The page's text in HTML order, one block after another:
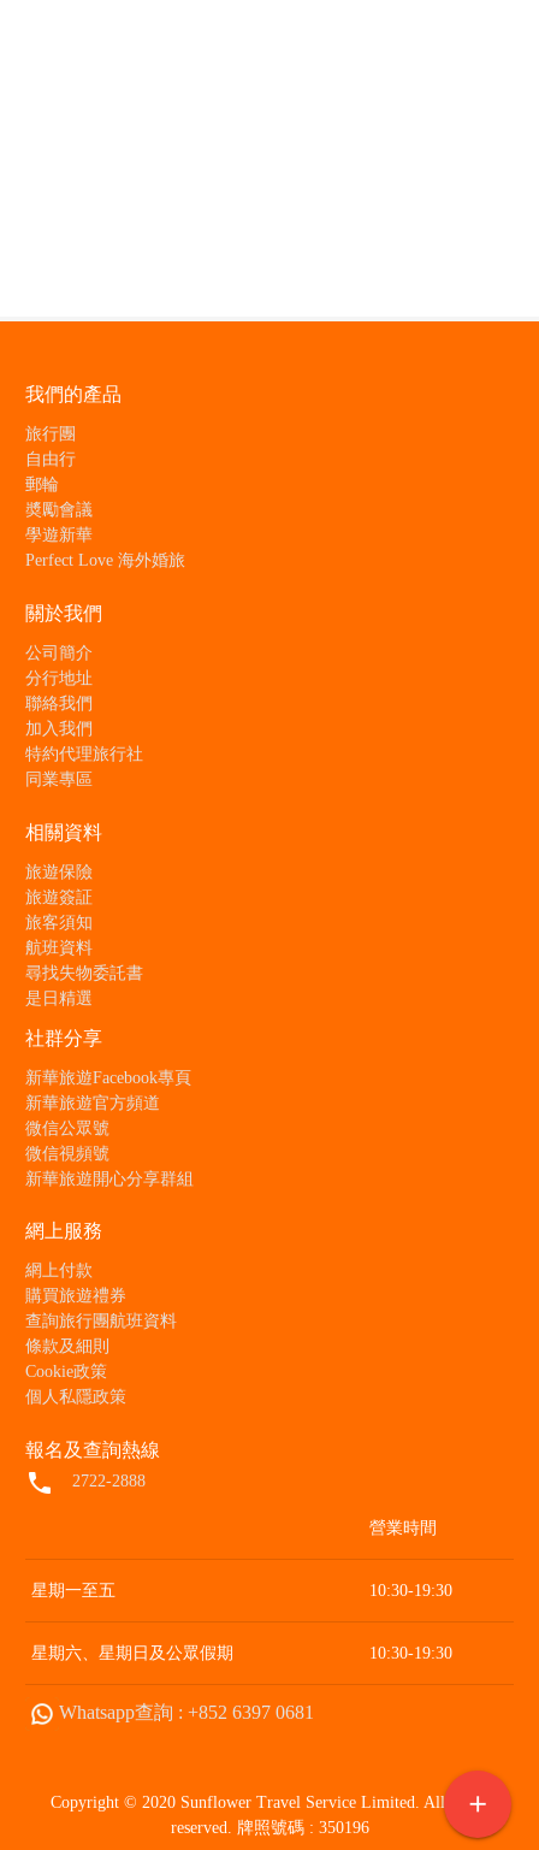
add
我們的產品
旅行團
自由行
郵輪
奬勵會議
學遊新華
Perfect Love 海外婚旅
關於我們
公司簡介
分行地址
聯絡我們
加入我們
特約代理旅行社
同業專區
相關資料
旅遊保險
旅遊簽証
旅客須知
航班資料
尋找失物委託書
是日精選
社群分享
新華旅遊Facebook專頁
新華旅遊官方頻道
微信公眾號
微信視頻號
新華旅遊開心分享群組
網上服務
網上付款
購買旅遊禮券
查詢旅行團航班資料
條款及細則
Cookie政策
個人私隱政策
報名及查詢熱線
local_phone 2722-2888
營業時間
星期一至五 10:30-19:30
星期六、星期日及公眾假期 10:30-19:30
Whatsapp查詢 : +852 6397 0681
Copyright © 2020 Sunflower Travel Service Limited. All rights
reserved. 牌照號碼 : 350196